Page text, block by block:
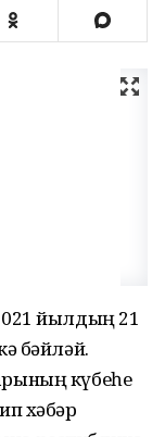
йылдың 21
бәйләй.
күбеһе
хәбәр